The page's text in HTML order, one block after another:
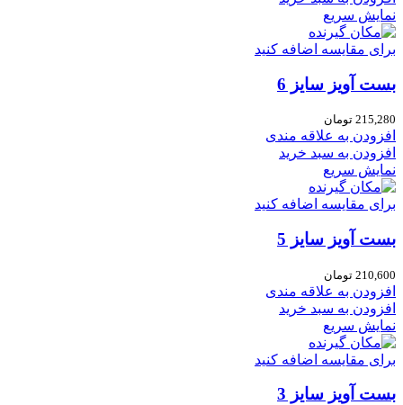
نمایش سریع
برای مقایسه اضافه کنید
بست آویز سایز 6
215,280 تومان
افزودن به علاقه مندی
افزودن به سبد خرید
نمایش سریع
برای مقایسه اضافه کنید
بست آویز سایز 5
210,600 تومان
افزودن به علاقه مندی
افزودن به سبد خرید
نمایش سریع
برای مقایسه اضافه کنید
بست آویز سایز 3